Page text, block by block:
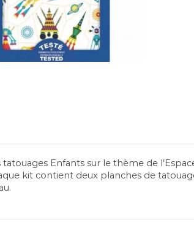
tatouages Enfants sur le thème de
kit contient deux planches de